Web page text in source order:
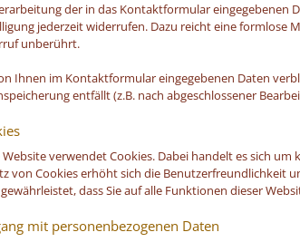
der in das Kontaktformular eingegebenen
jederzeit widerrufen. Dazu reicht eine formlose
unberührt.
Ihnen im Kontaktformular eingegebenen Daten
entfällt (z.B. nach abgeschlossener
Website verwendet Cookies. Dabei handelt es sich
von Cookies erhöht sich die Benutzerfreundlichkeit
dass Sie auf alle Funktionen dieser
mit personenbezogenen Daten